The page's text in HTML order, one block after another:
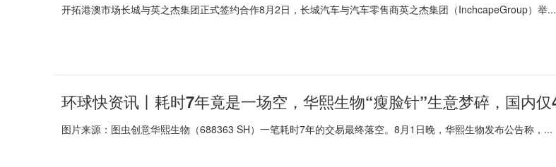
开拓港澳市场长城与英之杰集团正式签约合作8月2日，长城汽车与汽车零售商英之杰集团（InchcapeGroup）举...
图片来源：图虫创意华熙生物（688363 SH）一笔耗时7年的交易最终落空。8月1日晚，华熙生物发布公告称，...